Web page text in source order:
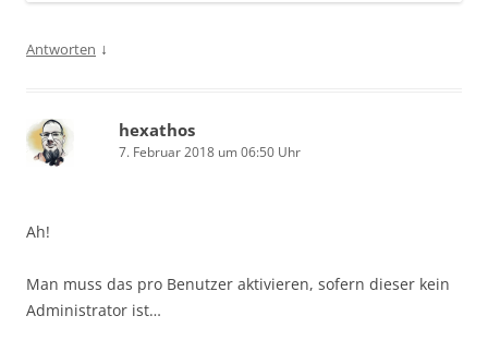
Antworten ↓
hexathos
7. Februar 2018 um 06:50 Uhr
Ah!
Man muss das pro Benutzer aktivieren, sofern dieser kein
Administrator ist…